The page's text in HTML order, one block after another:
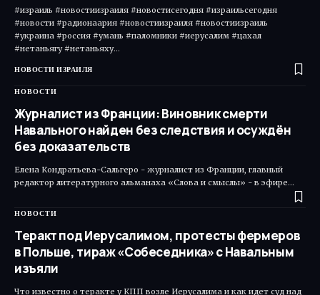
#израиль #новостиизраиля #новостисегодня #израильсегодня
#новости #радионаария #новостиизраиля #новостиизраиль
#украина #россия #умань #паломники #иерусалим #цахал
#нетаньягу #нетаньяху…
НОВОСТИ ИЗРАИЛЯ
НОВОСТИ
Журналист из Франции: Виновник смерти
Навального найден без следствия и осуждён
без доказательств
Елена Кондратьева-Сальгеро - журналист из Франции, главный
редактор литературного альманаха «Слова и смыслы» - в эфире…
НОВОСТИ
Теракт под Иерусалимом, протесты фермеров
в Польше, тираж «Собеседника» с Навальным
изъяли
Что известно о теракте у КПП возле Иерусалима и как идет суд над